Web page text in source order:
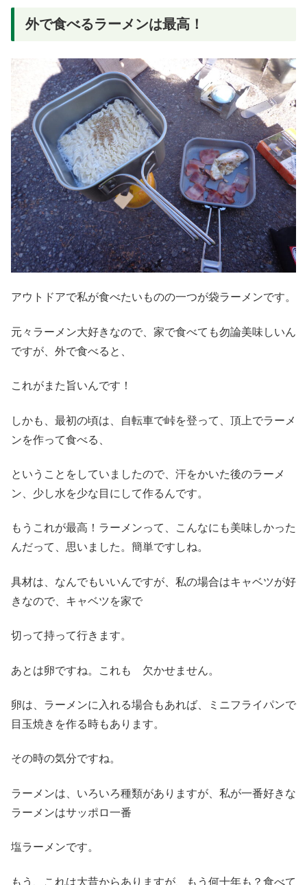
外で食べるラーメンは最高！
アウトドアで私が食べたいものの一つが袋ラーメンです。
元々ラーメン大好きなので、家で食べても勿論美味しいん
ですが、外で食べると、
これがまた旨いんです！
しかも、最初の頃は、自転車で峠を登って、頂上でラーメ
ンを作って食べる、
ということをしていましたので、汗をかいた後のラーメ
ン、少し水を少な目にして作るんです。
もうこれが最高！ラーメンって、こんなにも美味しかった
んだって、思いました。簡単ですしね。
具材は、なんでもいいんですが、私の場合はキャベツが好
きなので、キャベツを家で
切って持って行きます。
あとは卵ですね。これも 欠かせません。
卵は、ラーメンに入れる場合もあれば、ミニフライパンで
目玉焼きを作る時もあります。
その時の気分ですね。
ラーメンは、いろいろ種類がありますが、私が一番好きな
ラーメンはサッポロ一番
塩ラーメンです。
もう、これは大昔からありますが、もう何十年も？食べて